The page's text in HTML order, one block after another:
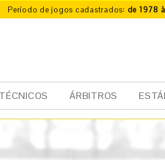
Período de jogos cadastrados: de 1978
TÉCNICOS ÁRBITROS